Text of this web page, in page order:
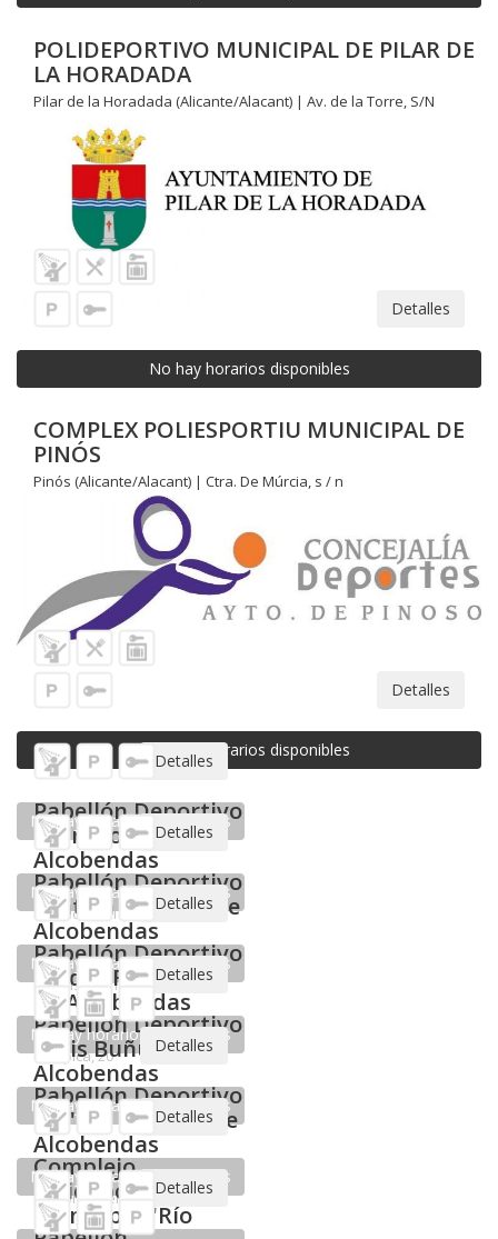
POLIDEPORTIVO MUNICIPAL DE PILAR DE
LA HORADADA
Pilar de la Horadada (Alicante/Alacant) | Av. de la Torre, S/N
Detalles
No hay horarios disponibles
COMPLEX POLIESPORTIU MUNICIPAL DE
PINÓS
Pinós (Alicante/Alacant) | Ctra. De Múrcia, s / n
Detalles
No hay horarios disponibles
Pabellón Deportivo "Miraflores" de
Alcobendas
Alcobendas (Madrid) | C/ Miraflores, 18
No hay horarios disponibles
Pabellón Deportivo "Antela Parada" de
Alcobendas